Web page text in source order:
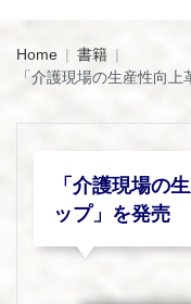
Home | 書籍 |
「介護現場の生産性向
「介護現場の
ップ」を発売